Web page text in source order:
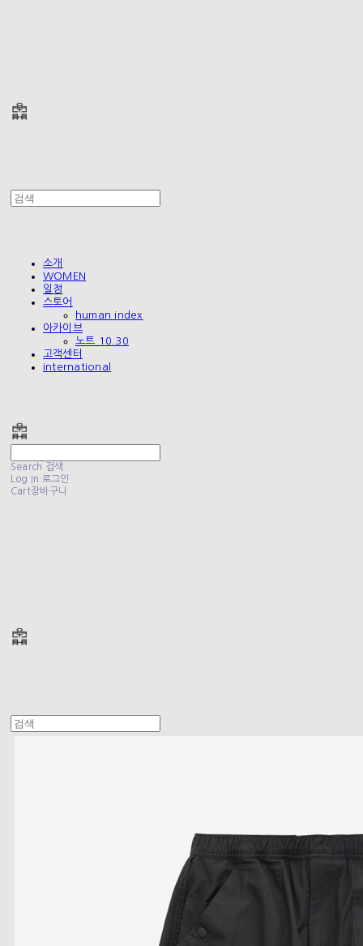
소개
WOMEN
일정
스토어
human index
아카이브
노트 10.30
고객센터
international
Search 검색
Log In 로그인
Cart장바구니